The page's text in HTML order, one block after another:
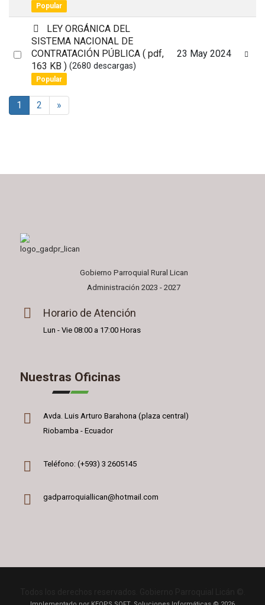
item
Popular
Select
p
d
f
LEY ORGÁNICA DEL
SISTEMA NACIONAL DE
CONTRATACIÓN PÚBLICA ( pdf,
163 KB ) (2680 descargas)
Popular
23 May 2024
1 2 »
Gobierno Parroquial Rural Lican
Administración 2023 - 2027
Horario de Atención
Lun - Vie 08:00 a 17:00 Horas
Nuestras Oficinas
Avda. Luis Arturo Barahona (plaza central)
Riobamba - Ecuador
Teléfono: (+593) 3 2605145
gadparroquiallican@hotmail.com